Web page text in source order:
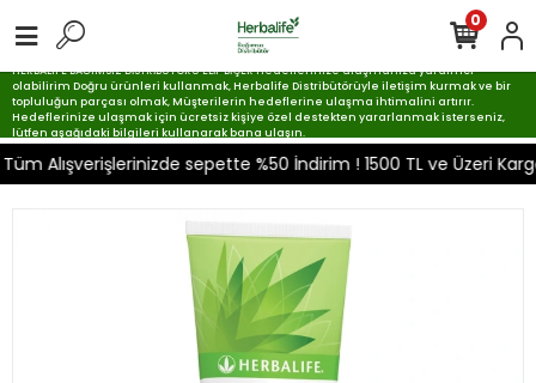
HERBALIFE BAĞIMSIZ DİSTRİBÜTÖRÜ ELİF BİÇER Hedeflerinize ulaşmanıza yardımcı
olabilirim Doğru ürünleri kullanmak, Herbalife Distribütörüyle iletişim kurmak ve bir
topluluğun parçası olmak, Müşterilerin hedeflerine ulaşma ihtimalini artırır.
Hedeflerinize ulaşmak için ücretsiz kişiye özel destekten yararlanmak isterseniz,
lütfen aşağıdaki bilgileri kullanarak bana ulaşın.
Alışverişlerinizde sepette %50 İndirim ! 1500 TL ve Üzeri
0